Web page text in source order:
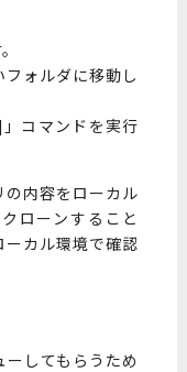
ォルダに移動し
コマンドを実行
内容をローカル
ローンすること
カル環境で確認
してもらうため